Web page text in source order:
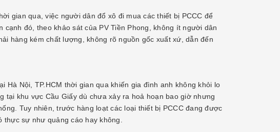
gian qua, việc người dân đổ xô đi mua các thiết bị PCCC để
đó, theo khảo sát của PV Tiền Phong, không ít người dân
hàng kém chất lượng, không rõ nguồn gốc xuất xứ, dẫn đến
Hà Nội, TP.HCM thời gian qua khiến gia đình anh không khỏi lo
tại khu vực Cầu Giấy dù chưa xảy ra hoả hoạn bao giờ nhưng
Tuy nhiên, trước hàng loạt các loại thiết bị PCCC đang được
thực sự như quảng cáo hay không.